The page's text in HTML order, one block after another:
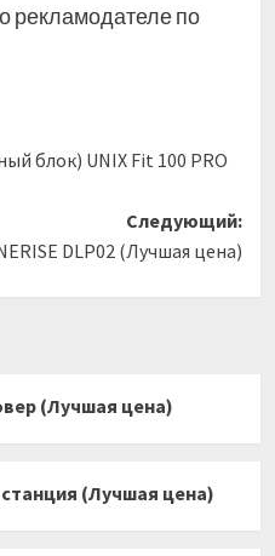
рекламодателе по
блок) UNIX Fit 100 PRO
Следующий:
DLP02 (Лучшая цена)
(Лучшая цена)
(Лучшая цена)